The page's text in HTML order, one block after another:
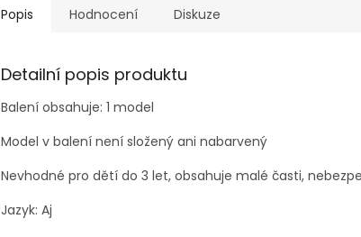
Popis Hodnocení Diskuze
Detailní popis produktu
Balení obsahuje: 1 model
Model v balení není složený ani nabarvený
Nevhodné pro dětí do 3 let, obsahuje malé časti,
Jazyk: Aj